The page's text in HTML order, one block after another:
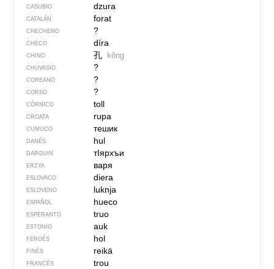
CASUBIO dzura
CATALÁN forat
CHECHENO ?
CHECO díra
CHINO 孔 kǒng
CHUVASIO ?
COREANO ?
CORSO ?
CÓRNICO toll
CROATA rupa
CUMUCO тешик
DANÉS hul
DARGUIN тIярхъи
ERZYA варя
ESLOVACO diera
ESLOVENO luknja
ESPAÑOL hueco
ESPERANTO truo
ESTONIO auk
FEROÉS hol
FINÉS reikä
FRANCÉS trou